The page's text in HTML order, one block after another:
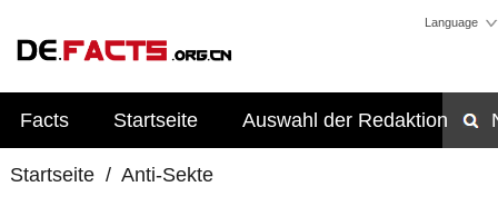
Language
Facts Startseite Auswahl der Redaktion
Startseite/ Anti-Sekte